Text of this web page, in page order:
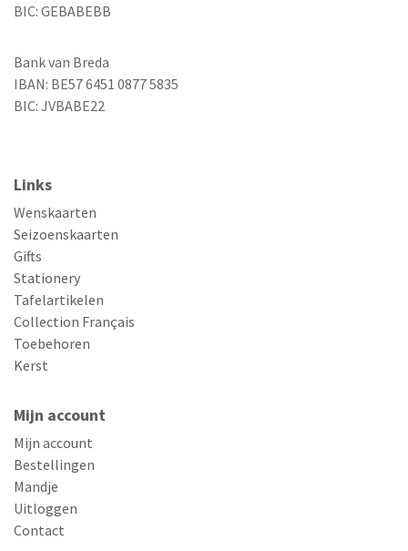
BIC: GEBABEBB
Bank van Breda
IBAN: BE57 6451 0877 5835
BIC: JVBABE22
Links
Wenskaarten
Seizoenskaarten
Gifts
Stationery
Tafelartikelen
Collection Français
Toebehoren
Kerst
Mijn account
Mijn account
Bestellingen
Mandje
Uitloggen
Contact